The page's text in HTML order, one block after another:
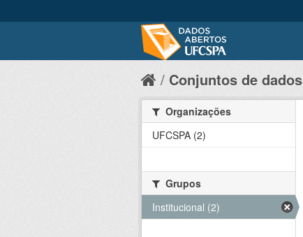
Conjuntos de dados
Organizações
UFCSPA (2)
Grupos
Institucional (2)